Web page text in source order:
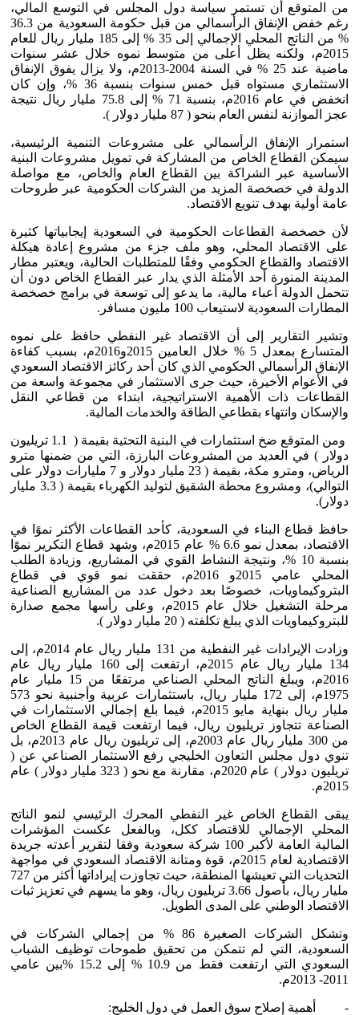
من المتوقع أن تستمر سياسة دول المجلس في التوسع المالي،
رغم خفض الإنفاق الرأسمالي من قبل حكومة السعودية من 36.3
% من الناتج المحلي الإجمالي إلى 35 % إلى 185 مليار ريال للعام
2015م، ولكنه يظل أعلى من متوسط نموه خلال عشر سنوات
ماضية عند 25 % في السنة 2004-2013م، ولا يزال يفوق الإنفاق
الاستثماري مستواه قبل خمس سنوات بنسبة 36 %، وإن كان
انخفض في عام 2016م، بنسبة 71 % إلى 75.8 مليار ريال نتيجة
عجز الموازنة لنفس العام بنحو ( 87 مليار دولار ).
استمرار الإنفاق الرأسمالي على مشروعات التنمية الرئيسية،
سيمكن القطاع الخاص من المشاركة في تمويل مشروعات البنية
الأساسية عبر الشراكة بين القطاع العام والخاص، مع مواصلة
الدولة في خصخصة المزيد من الشركات الحكومية عبر طروحات
عامة أولية بهدف تنويع الاقتصاد.
لأن خصخصة القطاعات الحكومية في السعودية إيجابياتها كثيرة
على الاقتصاد المحلي، وهو ملف جزء من مشروع إعادة هيكلة
الاقتصاد والقطاع الحكومي وفقًا للمتطلبات الحالية، ويعتبر مطار
المدينة المنورة أحد الأمثلة الذي يدار عبر القطاع الخاص دون أن
تتحمل الدولة أعباء مالية، ما يدعو إلى توسعة في برامج خصخصة
المطارات السعودية لاستيعاب 100 مليون مسافر.
وتشير التقارير إلى أن الاقتصاد غير النفطي حافظ على نموه
المتسارع بمعدل 5 % خلال العامين 2015و2016م، بسبب كفاءة
الإنفاق الرأسمالي الحكومي الذي كان أحد ركائز الاقتصاد السعودي
في الأعوام الأخيرة، حيث جرى الاستثمار في مجموعة واسعة من
القطاعات ذات الأهمية الاستراتيجية، ابتداء من قطاعي النقل
والإسكان وانتهاء بقطاعي الطاقة والخدمات المالية.
ومن المتوقع ضخ استثمارات في البنية التحتية بقيمة ( 1.1 تريليون
دولار ) في العديد من المشروعات البارزة، التي من ضمنها مترو
الرياض، ومترو مكة، بقيمة ( 23 مليار دولار و 7 مليارات دولار على
التوالي)، ومشروع محطة الشقيق لتوليد الكهرباء بقيمة ( 3.3 مليار
دولار).
حافظ قطاع البناء في السعودية، كأحد القطاعات الأكثر نموًا في
الاقتصاد، بمعدل نمو 6.6 % عام 2015م، وشهد قطاع التكرير نموًا
بنسبة 10 %، ونتيجة النشاط القوي في المشاريع، وزيادة الطلب
المحلي عامي 2015و 2016م، حققت نمو قوي في قطاع
البتروكيماويات، خصوصًا بعد دخول عدد من المشاريع الصناعية
مرحلة التشغيل خلال عام 2015م، وعلى رأسها مجمع صدارة
للبتروكيماويات الذي يبلغ تكلفته ( 20 مليار دولار ).
وزادت الإيرادات غير النفطية من 131 مليار ريال عام 2014م، إلى
134 مليار ريال عام 2015م، ارتفعت إلى 160 مليار ريال عام
2016م، ويبلغ الناتج المحلي الصناعي مرتفعًا من 15 مليار عام
1975م، إلى 172 مليار ريال، باستثمارات عربية وأجنبية نحو 573
مليار ريال بنهاية مايو 2015م، فيما بلغ إجمالي الاستثمارات في
الصناعة تتجاوز تريليون ريال، فيما ارتفعت قيمة القطاع الخاص
من 300 مليار ريال عام 2003م، إلى تريليون ريال عام 2013م، بل
تنوي دول مجلس التعاون الخليجي رفع الاستثمار الصناعي عن (
تريليون دولار ) عام 2020م، مقارنة مع نحو ( 323 مليار دولار ) عام
2015م.
يبقى القطاع الخاص غير النفطي المحرك الرئيسي لنمو الناتج
المحلي الإجمالي للاقتصاد ككل، وبالفعل عكست المؤشرات
المالية العامة لأكبر 100 شركة سعودية وفقا لتقرير أعدته جريدة
الاقتصادية لعام 2015م، قوة ومتانة الاقتصاد السعودي في مواجهة
التحديات التي تعيشها المنطقة، حيث تجاوزت إيراداتها أكثر من 727
مليار ريال، بأصول 3.66 تريليون ريال، وهو ما يسهم في تعزيز ثبات
الاقتصاد الوطني على المدى الطويل.
وتشكل الشركات الصغيرة 86 % من إجمالي الشركات في
السعودية، التي لم تتمكن من تحقيق طموحات توظيف الشباب
السعودي التي ارتفعت فقط من 10.9 % إلى 15.2 %بين عامي
2011- 2013م.
- أهمية إصلاح سوق العمل في دول الخليج: